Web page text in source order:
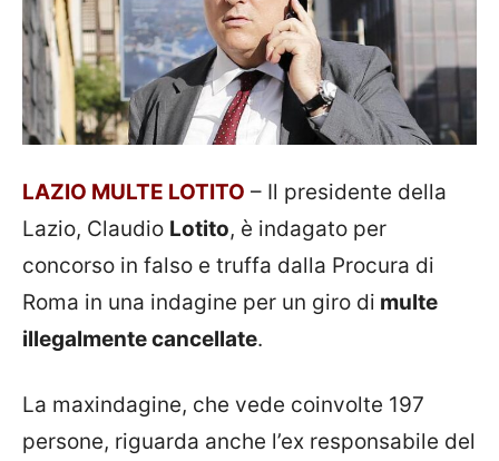
LAZIO MULTE LOTITO – Il presidente della
Lazio, Claudio Lotito, è indagato per
concorso in falso e truffa dalla Procura di
Roma in una indagine per un giro di multe
illegalmente cancellate.
La maxindagine, che vede coinvolte 197
persone, riguarda anche l’ex responsabile del